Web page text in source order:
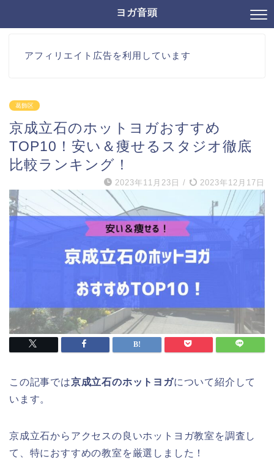
ヨガ音頭
アフィリエイト広告を利用しています
葛飾区
京成立石のホットヨガおすすめ
TOP10！安い＆痩せるスタジオ徹底
比較ランキング！
2023年11月23日 / 2023年12月17日
この記事では京成立石のホットヨガについて紹介して
います。
京成立石からアクセスの良いホットヨガ教室を調査し
て、特におすすめの教室を厳選しました！